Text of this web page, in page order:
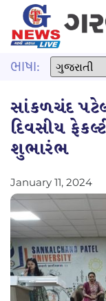
ભાષા:
સાંકળચંદ
દિવસીય
શુભારંભ
January 11, 2024